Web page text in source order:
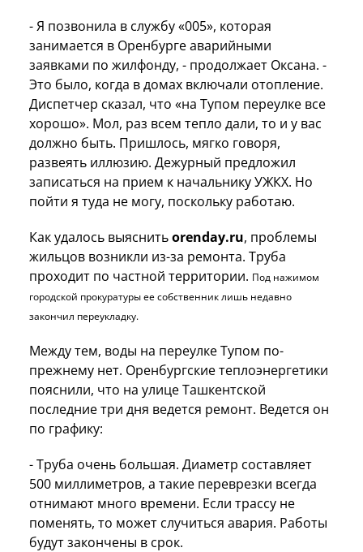
- Я позвонила в службу «005», которая
занимается в Оренбурге аварийными
заявками по жилфонду, - продолжает Оксана. -
Это было, когда в домах включали отопление.
Диспетчер сказал, что «на Тупом переулке все
хорошо». Мол, раз всем тепло дали, то и у вас
должно быть. Пришлось, мягко говоря,
развеять иллюзию. Дежурный предложил
записаться на прием к начальнику УЖКХ. Но
пойти я туда не могу, поскольку работаю.
Как удалось выяснитьorenday.ru, проблемы
жильцов возникли из-за ремонта. Труба
проходит по частной территории. Под нажимом
городской прокуратуры еесобственник лишь недавно
закончил переукладку.
Между тем, воды на переулке Тупом по-
прежнему нет. Оренбургские теплоэнергетики
пояснили, что на улице Ташкентской
последние три дня ведется ремонт. Ведется он
по графику:
- Труба очень большая. Диаметр составляет
500 миллиметров, а такие переврезки всегда
отнимают много времени. Если трассу не
поменять, то может случиться авария. Работы
будут закончены в срок.